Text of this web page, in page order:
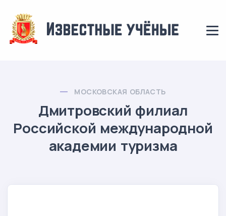
МОСКОВСКАЯ ОБЛАСТЬ
Дмитровский филиал
Российской международной
академии туризма